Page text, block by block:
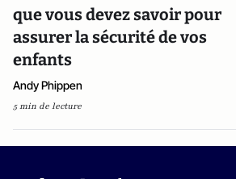
que vous devez savoir pour
assurer la sécurité de vos
enfants
Andy Phippen
5 min de lecture